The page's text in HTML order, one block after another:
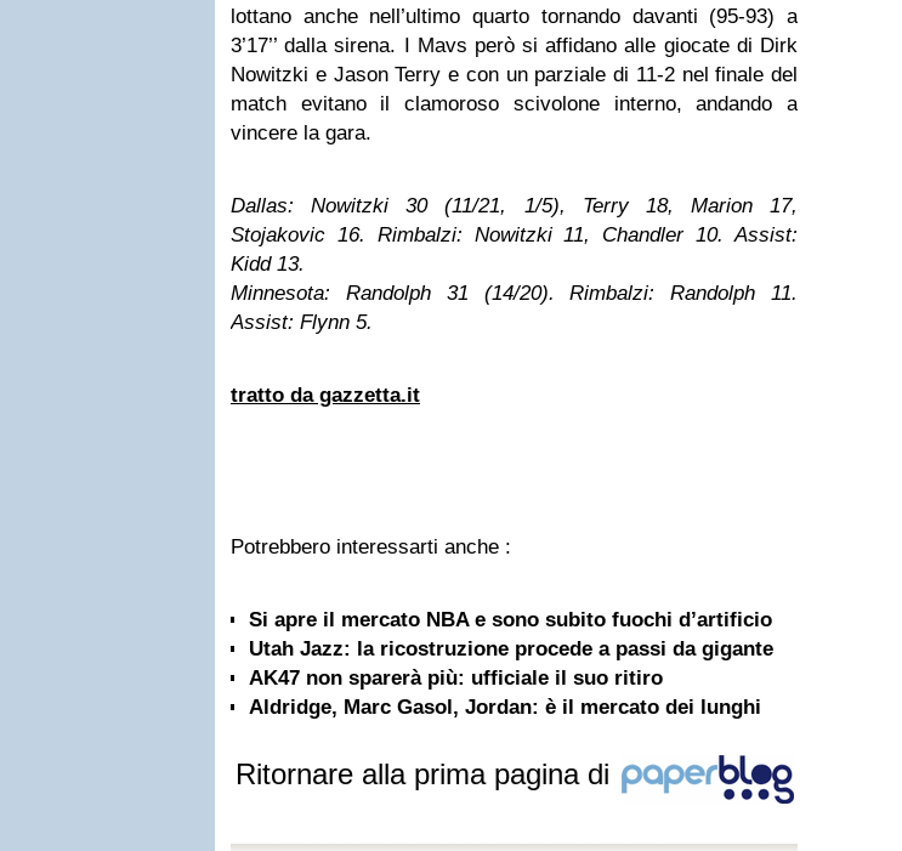
lottano anche nell’ultimo quarto tornando davanti (95-93) a
3’17’’ dalla sirena. I Mavs però si affidano alle giocate di Dirk
Nowitzki e Jason Terry e con un parziale di 11-2 nel finale del
match evitano il clamoroso scivolone interno, andando a
vincere la gara.
Dallas: Nowitzki 30 (11/21, 1/5), Terry 18, Marion 17,
Stojakovic 16. Rimbalzi: Nowitzki 11, Chandler 10. Assist:
Kidd 13.
Minnesota: Randolph 31 (14/20). Rimbalzi: Randolph 11.
Assist: Flynn 5.
tratto da gazzetta.it
Potrebbero interessarti anche :
Si apre il mercato NBA e sono subito fuochi d’artificio
Utah Jazz: la ricostruzione procede a passi da gigante
AK47 non sparerà più: ufficiale il suo ritiro
Aldridge, Marc Gasol, Jordan: è il mercato dei lunghi
Ritornare alla prima pagina di